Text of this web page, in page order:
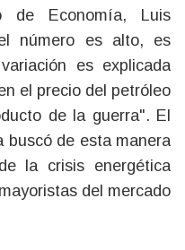
de Economía, Luis
número es alto, es
es explicada
el precio del petróleo
de la guerra". El
buscó de esta manera
la crisis energética
del mercado